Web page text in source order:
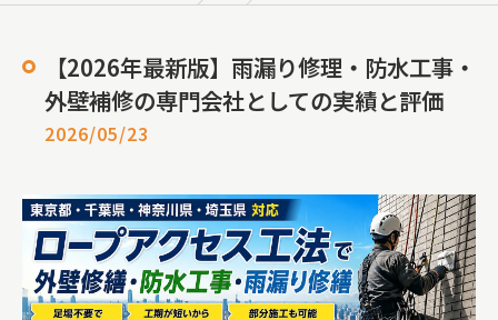
【2026年最新版】雨漏り修理・防水工事・
外壁補修の専門会社としての実績と評価
2026/05/23